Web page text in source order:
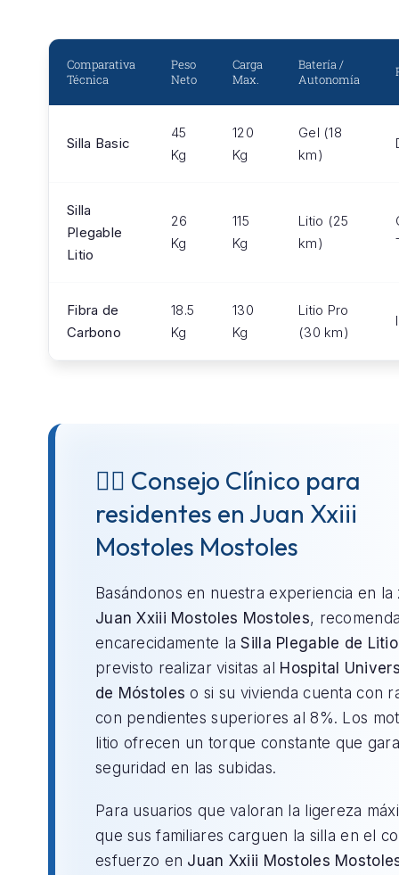
Comparativa
Técnica
Peso
Neto
Carga
Max.
Batería /
Autonomía
Silla Basic
45
Kg
120
Kg
Gel (18
km)
Silla
Plegable
Litio
26
Kg
115
Kg
Litio (25
km)
Fibra de
Carbono
18.5
Kg
130
Kg
Litio Pro
(30 km)
👨‍⚕️ Consejo Clínico para
residentes en Juan Xxiii
Mostoles Mostoles
Basándonos en nuestra experiencia en la
Juan Xxiii Mostoles Mostoles,
encarecidamente laSilla Plegable de Litio
previsto realizar visitas al Hospital
de Móstoles o si su vivienda cuenta con
con pendientes superiores al 8%. Los
litio ofrecen un torque constante que
seguridad en las subidas.
Para usuarios que valoran la ligereza
que sus familiares carguen la silla en el
esfuerzo en Juan Xxiii Mostoles